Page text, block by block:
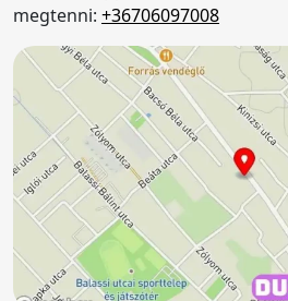
megtenni: +36706097008